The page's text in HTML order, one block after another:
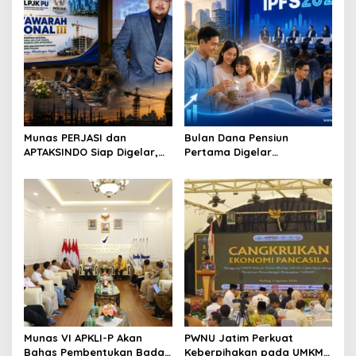
i
g
a
t
i
o
n
Munas PERJASI dan
APTAKSINDO Siap Digelar,
Revisi AD/ART
Bulan Dana Pensiun
Pertama Digelar
Perkuat Ekosistem Pensiun
Berkelanjutan
Munas VI APKLI-P Akan
Bahas Pembentukan Badan
PWNU Jatim Perkuat
Keberpihakan pada UMKM